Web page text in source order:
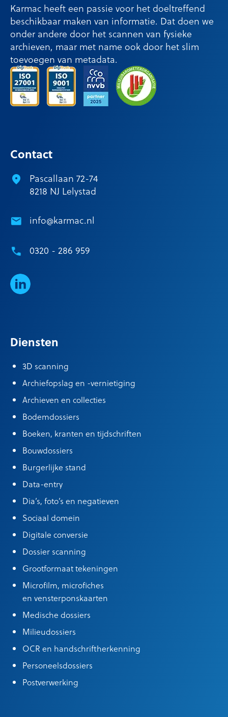
Karmac heeft een passie voor het doeltreffend
beschikbaar maken van informatie. Dat doen we
onder andere door het scannen van fysieke
archieven, maar met name ook door het slim
toevoegen van metadata.
Contact
Pascallaan 72-74
8218 NJ Lelystad
info@karmac.nl
0320 - 286 959
LinkedIn
Diensten
3D scanning
Archiefopslag en -vernietiging
Archieven en collecties
Bodemdossiers
Boeken, kranten en tijdschriften
Bouwdossiers
Burgerlijke stand
Data-entry
Dia’s, foto’s en negatieven
Sociaal domein
Digitale conversie
Dossier scanning
Grootformaat tekeningen
Microfilm, microfiches
en vensterponskaarten
Medische dossiers
Milieudossiers
OCR en handschriftherkenning
Personeelsdossiers
Postverwerking